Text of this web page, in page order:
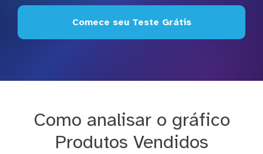
Comece seu Teste Grátis
Como analisar o gráfico
Produtos Vendidos